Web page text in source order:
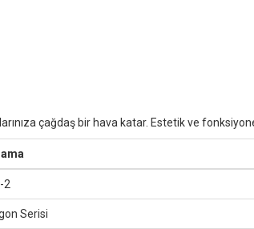
çağdaş bir hava katar. Estetik ve
2
Serisi